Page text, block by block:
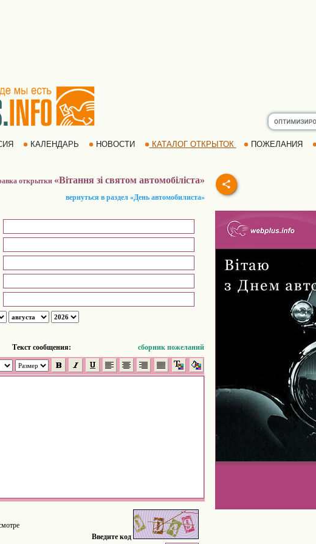
КАЛЕНДАРЬ НОВОСТИ КАТАЛОГ ОТКРЫТОК ПОЖЕЛАНИЯ
открытки «Вітання зі святом автомобіліста»
вернуться в раздел «День автомобилиста»
Tекст сообщения: сборник пожеланий
Введите код